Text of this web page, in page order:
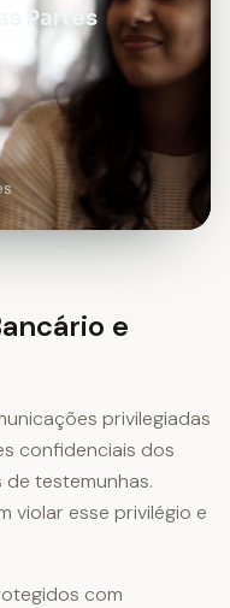
Partes
e
privilegiadas
confidenciais dos
testemunhas.
violar esse privilégio e
com